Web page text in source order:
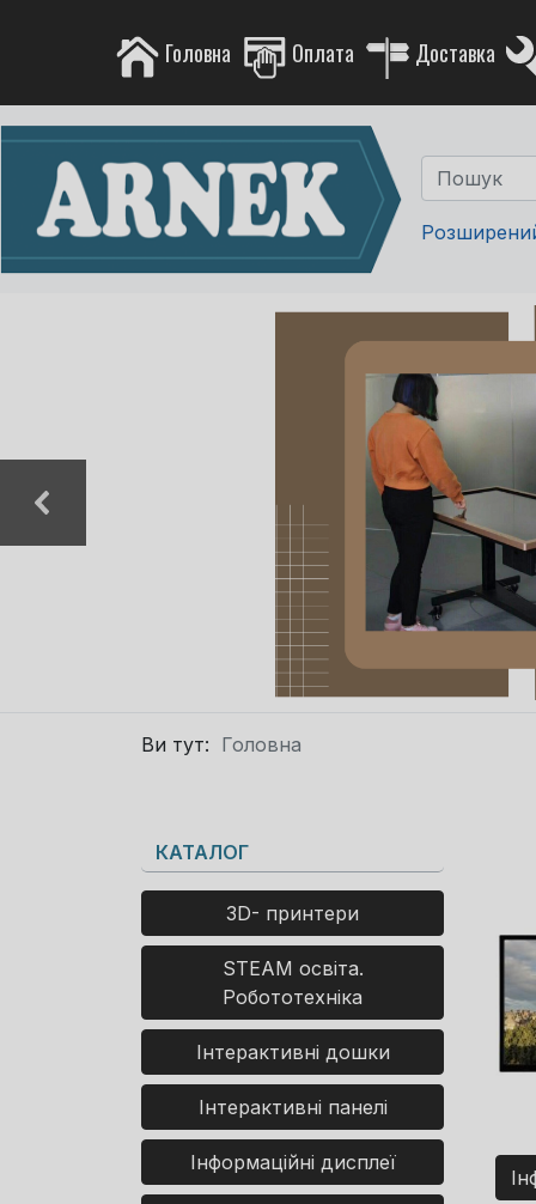
Головна Оплата Доставка
Ви тут: Головна
КАТАЛОГ
3D- принтери
STEAM освіта.
Робототехніка
Інтерактивні дошки
Інтерактивні панелі
Інформаційні дисплеї